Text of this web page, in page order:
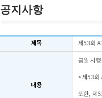
공지사항
제목 제53회
내용
금일 시
<제53회
또한, 제